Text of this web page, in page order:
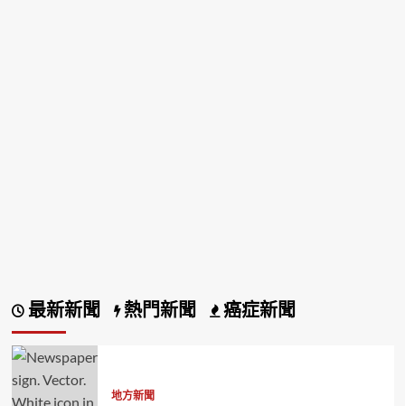
最新新聞 熱門新聞 癌症新聞
地方新聞